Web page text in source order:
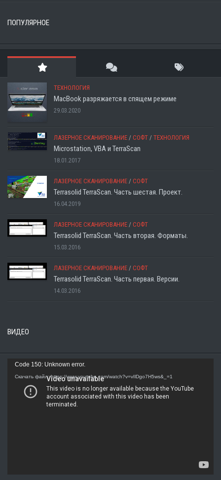
ПОПУЛЯРНОЕ
ТЕХНОЛОГИЯ
MacBook разряжается в спящем режиме
29.03.2020
ЛАЗЕРНОЕ СКАНИРОВАНИЕ / СОФТ / ТЕХНОЛОГИЯ
Microstation, VBA и TerraScan
18.01.2017
ЛАЗЕРНОЕ СКАНИРОВАНИЕ / СОФТ
Terrasolid TerraScan. Часть шестая. Проект.
16.04.2019
ЛАЗЕРНОЕ СКАНИРОВАНИЕ / СОФТ
Terrasolid TerraScan. Часть вторая. Форматы.
15.03.2016
ЛАЗЕРНОЕ СКАНИРОВАНИЕ / СОФТ
Terrasolid TerraScan. Часть первая. Версии.
14.03.2016
ВИДЕО
Видеоплеер
Code 150: Unknown error.
Скачать файл: https://www.youtube.com/watch?v=vIlDgo7H5ws&_=1